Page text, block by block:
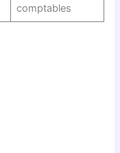
comptables